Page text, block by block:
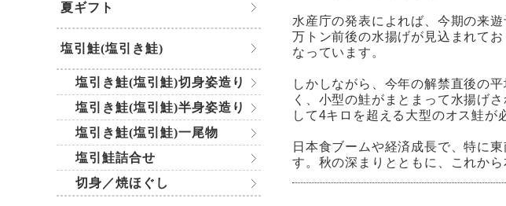
水産庁の発表によれば、今期の来
万トン前後の水揚げが見込まれて
なっています。
しかしながら、今年の解禁直後の
く、小型の鮭がまとまって水揚げ
して4キロを超える大型のオス鮭が
日本食ブームや経済成長で、特に
す。秋の深まりとともに、これか
夏ギフト
塩引鮭(塩引き鮭)
塩引き鮭(塩引鮭)切身姿造り
塩引き鮭(塩引鮭)半身姿造り
塩引き鮭(塩引鮭)一尾物
塩引鮭詰合せ
切身／焼ほぐし